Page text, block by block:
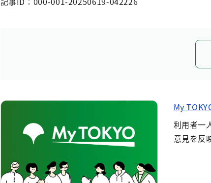
My
利用者一
意見を反